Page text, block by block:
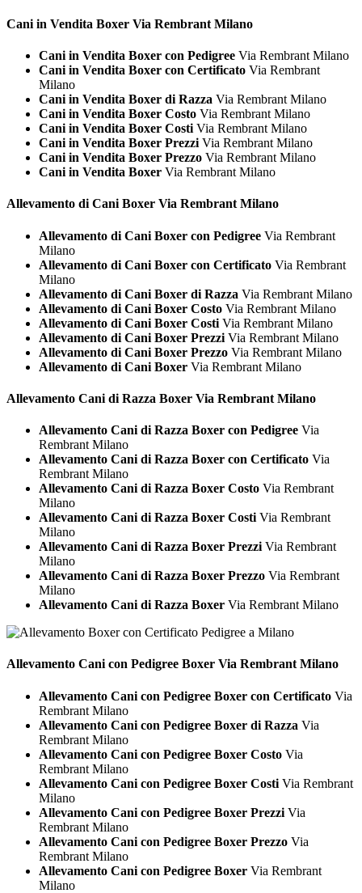
Cani in Vendita Boxer Via Rembrant Milano
Cani in Vendita Boxer con Pedigree Via Rembrant Milano
Cani in Vendita Boxer con Certificato Via Rembrant
Milano
Cani in Vendita Boxer di Razza Via Rembrant Milano
Cani in Vendita Boxer Costo Via Rembrant Milano
Cani in Vendita Boxer Costi Via Rembrant Milano
Cani in Vendita Boxer Prezzi Via Rembrant Milano
Cani in Vendita Boxer Prezzo Via Rembrant Milano
Cani in Vendita Boxer Via Rembrant Milano
Allevamento di Cani Boxer Via Rembrant Milano
Allevamento di Cani Boxer con Pedigree Via Rembrant
Milano
Allevamento di Cani Boxer con Certificato Via Rembrant
Milano
Allevamento di Cani Boxer di Razza Via Rembrant Milano
Allevamento di Cani Boxer Costo Via Rembrant Milano
Allevamento di Cani Boxer Costi Via Rembrant Milano
Allevamento di Cani Boxer Prezzi Via Rembrant Milano
Allevamento di Cani Boxer Prezzo Via Rembrant Milano
Allevamento di Cani Boxer Via Rembrant Milano
Allevamento Cani di Razza Boxer Via Rembrant Milano
Allevamento Cani di Razza Boxer con Pedigree Via
Rembrant Milano
Allevamento Cani di Razza Boxer con Certificato Via
Rembrant Milano
Allevamento Cani di Razza Boxer Costo Via Rembrant
Milano
Allevamento Cani di Razza Boxer Costi Via Rembrant
Milano
Allevamento Cani di Razza Boxer Prezzi Via Rembrant
Milano
Allevamento Cani di Razza Boxer Prezzo Via Rembrant
Milano
Allevamento Cani di Razza Boxer Via Rembrant Milano
Allevamento Cani con Pedigree Boxer Via Rembrant Milano
Allevamento Cani con Pedigree Boxer con Certificato Via
Rembrant Milano
Allevamento Cani con Pedigree Boxer di Razza Via
Rembrant Milano
Allevamento Cani con Pedigree Boxer Costo Via
Rembrant Milano
Allevamento Cani con Pedigree Boxer Costi Via Rembrant
Milano
Allevamento Cani con Pedigree Boxer Prezzi Via
Rembrant Milano
Allevamento Cani con Pedigree Boxer Prezzo Via
Rembrant Milano
Allevamento Cani con Pedigree Boxer Via Rembrant
Milano